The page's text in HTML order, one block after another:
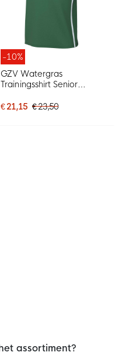
-10%
GZV Watergras
Trainingsshirt Senior
€ 21,15 € 23,50
assortiment?